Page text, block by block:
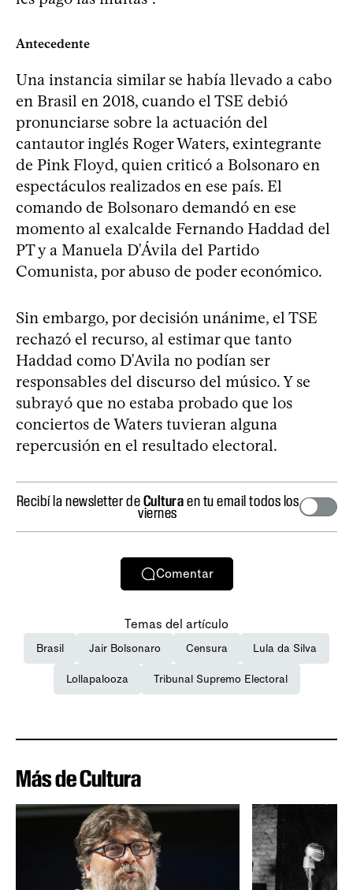
Antecedente
Una instancia similar se había llevado a cabo
en Brasil en 2018, cuando el TSE debió
pronunciarse sobre la actuación del
cantautor inglés Roger Waters, exintegrante
de Pink Floyd, quien criticó a Bolsonaro en
espectáculos realizados en ese país. El
comando de Bolsonaro demandó en ese
momento al exalcalde Fernando Haddad del
PT y a Manuela D'Ávila del Partido
Comunista, por abuso de poder económico.
Sin embargo, por decisión unánime, el TSE
rechazó el recurso, al estimar que tanto
Haddad como D'Avila no podían ser
responsables del discurso del músico. Y se
subrayó que no estaba probado que los
conciertos de Waters tuvieran alguna
repercusión en el resultado electoral.
Recibí la newsletter deCulturaen tu email todos los
viernes
Comentar
Temas del artículo
Brasil Jair Bolsonaro Censura Lula da Silva
Lollapalooza Tribunal Supremo Electoral
Más de Cultura